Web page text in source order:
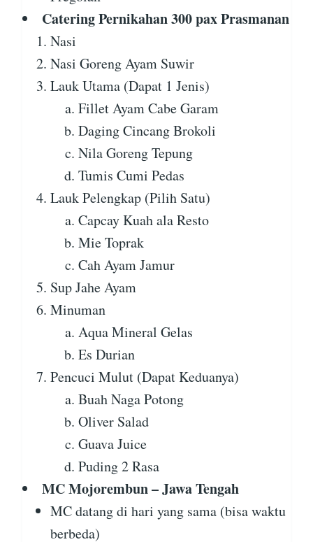
Catering Pernikahan 300 pax Prasmanan
Nasi
Nasi Goreng Ayam Suwir
Lauk Utama (Dapat 1 Jenis)
Fillet Ayam Cabe Garam
Daging Cincang Brokoli
Nila Goreng Tepung
Tumis Cumi Pedas
Lauk Pelengkap (Pilih Satu)
Capcay Kuah ala Resto
Mie Toprak
Cah Ayam Jamur
Sup Jahe Ayam
Minuman
Aqua Mineral Gelas
Es Durian
Pencuci Mulut (Dapat Keduanya)
Buah Naga Potong
Oliver Salad
Guava Juice
Puding 2 Rasa
MC Mojorembun – Jawa Tengah
MC datang di hari yang sama (bisa waktu
berbeda)